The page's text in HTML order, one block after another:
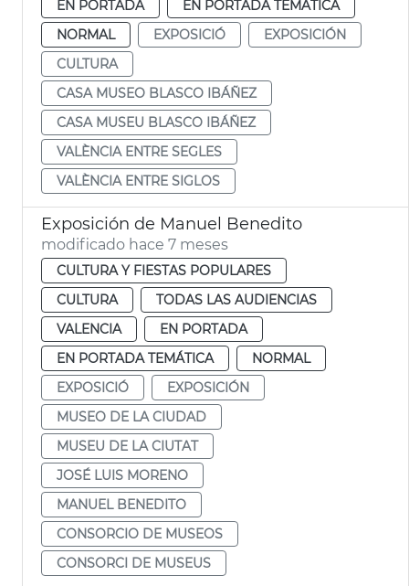
EN PORTADA
EN PORTADA TEMÁTICA
NORMAL
EXPOSICIÓ
EXPOSICIÓN
CULTURA
CASA MUSEO BLASCO IBÁÑEZ
CASA MUSEU BLASCO IBÁÑEZ
VALÈNCIA ENTRE SEGLES
VALÈNCIA ENTRE SIGLOS
Exposición de Manuel Benedito
modificado hace 7 meses
CULTURA Y FIESTAS POPULARES
CULTURA
TODAS LAS AUDIENCIAS
VALENCIA
EN PORTADA
EN PORTADA TEMÁTICA
NORMAL
EXPOSICIÓ
EXPOSICIÓN
MUSEO DE LA CIUDAD
MUSEU DE LA CIUTAT
JOSÉ LUIS MORENO
MANUEL BENEDITO
CONSORCIO DE MUSEOS
CONSORCI DE MUSEUS